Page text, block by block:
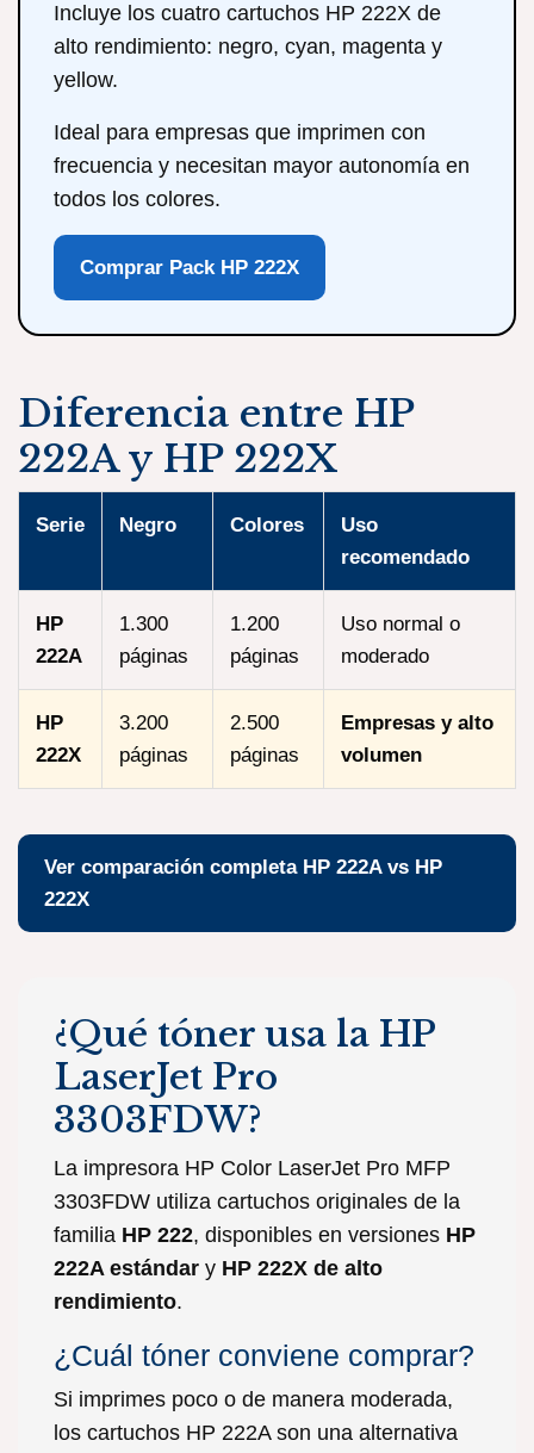
Incluye los cuatro cartuchos HP 222X de
alto rendimiento: negro, cyan, magenta y
yellow.
Ideal para empresas que imprimen con
frecuencia y necesitan mayor autonomía en
todos los colores.
Comprar Pack HP 222X
Diferencia entre HP
222A y HP 222X
Serie Negro Colores
Uso
recomendado
HP
222A
1.300
páginas
1.200
páginas
Uso normal o
moderado
HP
222X
3.200
páginas
2.500
páginas
Empresas y alto
volumen
Ver comparación completa HP 222A vs HP
222X
¿Qué tóner usa la HP
LaserJet Pro
3303FDW?
La impresora HP Color LaserJet Pro MFP
3303FDW utiliza cartuchos originales de la
familia HP 222, disponibles en versiones HP
222A estándar y HP 222X de alto
rendimiento.
¿Cuál tóner conviene comprar?
Si imprimes poco o de manera moderada,
los cartuchos HP 222A son una alternativa